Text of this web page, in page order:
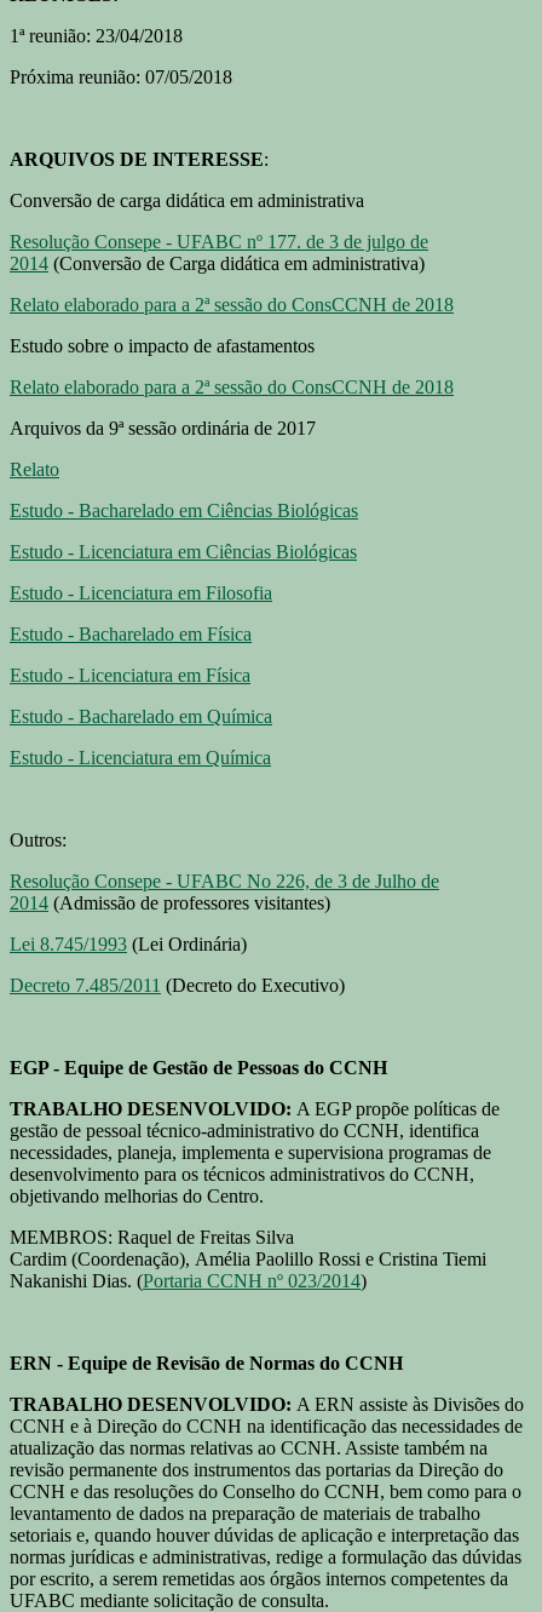
1ª reunião: 23/04/2018
Próxima reunião: 07/05/2018
ARQUIVOS DE INTERESSE:
Conversão de carga didática em administrativa
Resolução Consepe - UFABC nº 177. de 3 de julgo de
2014 (Conversão de Carga didática em administrativa)
Relato elaborado para a 2ª sessão do ConsCCNH de 2018
Estudo sobre o impacto de afastamentos
Relato elaborado para a 2ª sessão do ConsCCNH de 2018
Arquivos da 9ª sessão ordinária de 2017
Relato
Estudo - Bacharelado em Ciências Biológicas
Estudo - Licenciatura em Ciências Biológicas
Estudo - Licenciatura em Filosofia
Estudo - Bacharelado em Física
Estudo - Licenciatura em Física
Estudo - Bacharelado em Química
Estudo - Licenciatura em Química
Outros:
Resolução Consepe - UFABC No 226, de 3 de Julho de
2014 (Admissão de professores visitantes)
Lei 8.745/1993 (Lei Ordinária)
Decreto 7.485/2011 (Decreto do Executivo)
EGP - Equipe de Gestão de Pessoas do CCNH
TRABALHO DESENVOLVIDO: A EGP propõe políticas de
gestão de pessoal técnico-administrativo do CCNH, identifica
necessidades, planeja, implementa e supervisiona programas de
desenvolvimento para os técnicos administrativos do CCNH,
objetivando melhorias do Centro.
MEMBROS: Raquel de Freitas Silva
Cardim (Coordenação), Amélia Paolillo Rossi e Cristina Tiemi
Nakanishi Dias. (Portaria CCNH nº 023/2014)
ERN - Equipe de Revisão de Normas do CCNH
TRABALHO DESENVOLVIDO: A ERN assiste às Divisões do
CCNH e à Direção do CCNH na identificação das necessidades de
atualização das normas relativas ao CCNH. Assiste também na
revisão permanente dos instrumentos das portarias da Direção do
CCNH e das resoluções do Conselho do CCNH, bem como para o
levantamento de dados na preparação de materiais de trabalho
setoriais e, quando houver dúvidas de aplicação e interpretação das
normas jurídicas e administrativas, redige a formulação das dúvidas
por escrito, a serem remetidas aos órgãos internos competentes da
UFABC mediante solicitação de consulta.